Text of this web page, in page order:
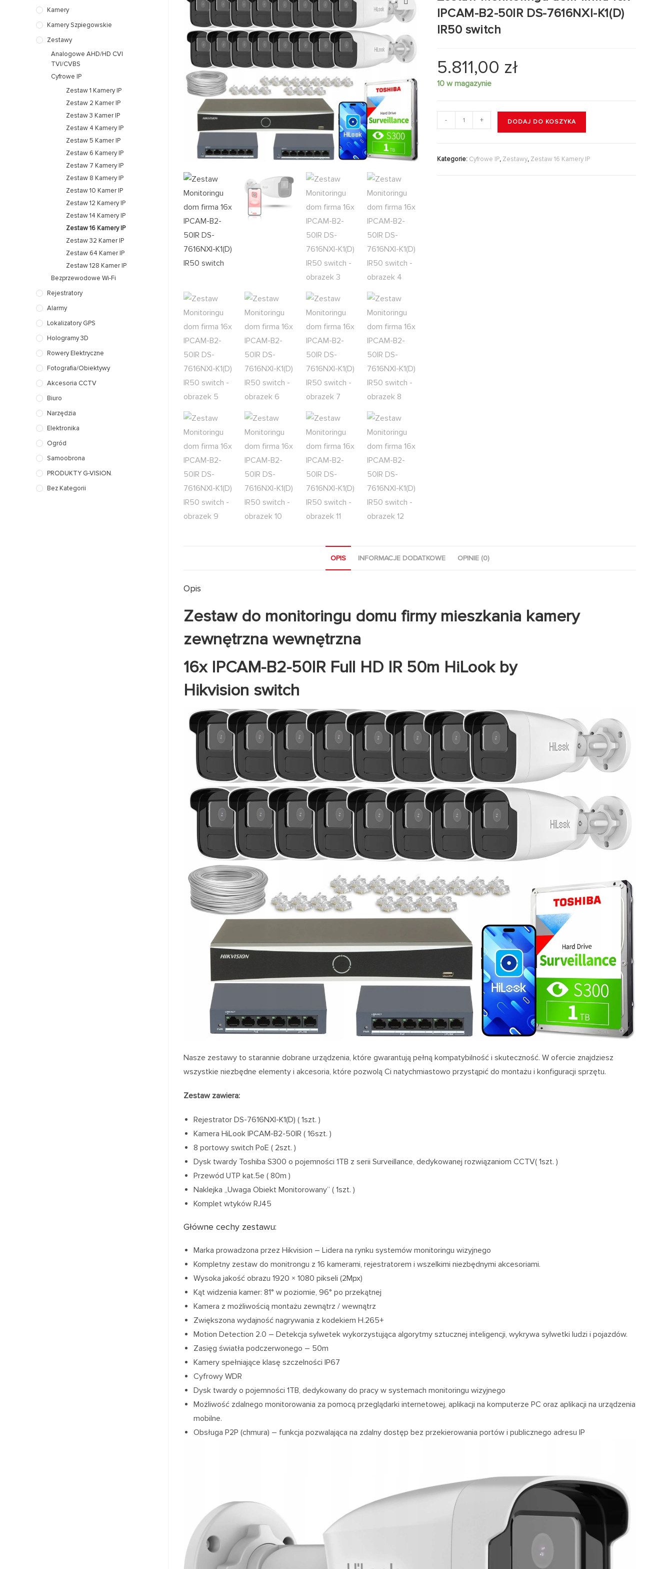
🔍
IPCAM-B2-50IR DS-7616NXI-K1(D)
IR50 switch
5.811,00 zł
10 w magazynie
- + DODAJ DO KOSZYKA
Kategorie: Cyfrowe IP, Zestawy, Zestaw 16 Kamery IP
OPIS INFORMACJE DODATKOWE OPINIE (0)
Opis
Zestaw do monitoringu domu firmy mieszkania kamery
zewnętrzna wewnętrzna
16x IPCAM-B2-50IR Full HD IR 50m HiLook by
Hikvision switch
Nasze zestawy to starannie dobrane urządzenia, które gwarantują pełną kompatybilność i skuteczność. W ofercie znajdziesz
wszystkie niezbędne elementy i akcesoria, które pozwolą Ci natychmiastowo przystąpić do montażu i konfiguracji sprzętu.
Zestaw zawiera:
Rejestrator DS-7616NXI-K1(D) ( 1szt. )
Kamera HiLook IPCAM-B2-50IR ( 16szt. )
8 portowy switch PoE ( 2szt. )
Dysk twardy Toshiba S300 o pojemności 1TB z serii Surveillance, dedykowanej rozwiązaniom CCTV( 1szt. )
Przewód UTP kat.5e ( 80m )
Naklejka „Uwaga Obiekt Monitorowany” ( 1szt. )
Komplet wtyków RJ45
Główne cechy zestawu:
Marka prowadzona przez Hikvision – Lidera na rynku systemów monitoringu wizyjnego
Kompletny zestaw do monitrongu z 16 kamerami, rejestratorem i wszelkimi niezbędnymi akcesoriami.
Wysoka jakość obrazu 1920 × 1080 pikseli (2Mpx)
Kąt widzenia kamer: 81° w poziomie, 96° po przekątnej
Kamera z możliwością montażu zewnątrz / wewnątrz
Zwiększona wydajność nagrywania z kodekiem H.265+
Motion Detection 2.0 – Detekcja sylwetek wykorzystująca algorytmy sztucznej inteligencji, wykrywa sylwetki ludzi i pojazdów.
Zasięg światła podczerwonego – 50m
Kamery spełniające klasę szczelności IP67
Cyfrowy WDR
Dysk twardy o pojemności 1TB, dedykowany do pracy w systemach monitoringu wizyjnego
Możliwość zdalnego monitorowania za pomocą przeglądarki internetowej, aplikacji na komputerze PC oraz aplikacji na urządzenia
mobilne.
Obsługa P2P (chmura) – funkcja pozwalająca na zdalny dostęp bez przekierowania portów i publicznego adresu IP
Kamery
Kamery Szpiegowskie
Zestawy
Analogowe AHD/HD CVI
TVI/CVBS
Cyfrowe IP
Zestaw 1 Kamery IP
Zestaw 2 Kamer IP
Zestaw 3 Kamer IP
Zestaw 4 Kamery IP
Zestaw 5 Kamer IP
Zestaw 6 Kamery IP
Zestaw 7 Kamery IP
Zestaw 8 Kamery IP
Zestaw 10 Kamer IP
Zestaw 12 Kamery IP
Zestaw 14 Kamery IP
Zestaw 16 Kamery IP
Zestaw 32 Kamer IP
Zestaw 64 Kamer IP
Zestaw 128 Kamer IP
Bezprzewodowe Wi-Fi
Rejestratory
Alarmy
Lokalizatory GPS
Hologramy 3D
Rowery Elektryczne
Fotografia/Obiektywy
Akcesoria CCTV
Biuro
Narzędzia
Elektronika
Ogród
Samoobrona
PRODUKTY G-VISION.
Bez Kategorii